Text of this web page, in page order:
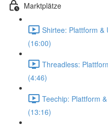
Marktplätze
Shirtee: Plattform &
(16:00)
Threadless:
(4:46)
Teechip: Plattform
(13:16)